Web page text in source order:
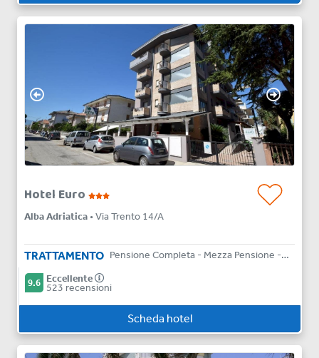
Hotel Euro
Alba Adriatica • Via Trento 14/A
TRATTAMENTO Pensione Completa - Mezza Pensione - Solo Pernottamento
9.6 Eccellente
523 recensioni
Scheda hotel